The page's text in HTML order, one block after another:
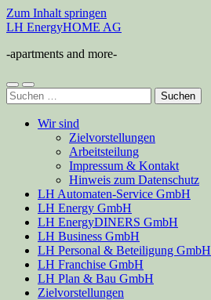
Zum Inhalt springen
LH EnergyHOME AG
-apartments and more-
Mobile-
Menü
Suchfeld
ein-/ausblenden
Suchen
nach:
Wir sind
Zielvorstellungen
Arbeitsteilung
Impressum & Kontakt
Hinweis zum Datenschutz
LH Automaten-Service GmbH
LH Energy GmbH
LH EnergyDINERS GmbH
LH Business GmbH
LH Personal & Beteiligung GmbH
LH Franchise GmbH
LH Plan & Bau GmbH
Zielvorstellungen